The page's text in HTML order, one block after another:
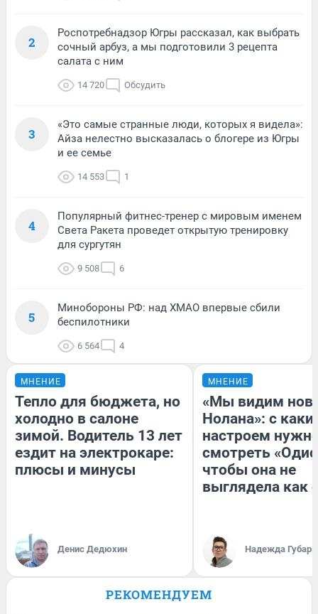
2
Роспотребнадзор Югры рассказал, как выбрать
сочный арбуз, а мы подготовили 3 рецепта
салата с ним
14 720 Обсудить
3
«Это самые странные люди, которых я видела»:
Айза нелестно высказалась о блогере из Югры
и ее семье
14 553 1
4
Популярный фитнес-тренер с мировым именем
Света Ракета проведет открытую тренировку
для сургутян
9 508 6
5
Минобороны РФ: над ХМАО впервые сбили
беспилотники
6 564 4
МНЕНИЕ
Тепло для бюджета, но
холодно в салоне
зимой. Водитель 13 лет
ездит на электрокаре:
плюсы и минусы
Денис Дедюхин
МНЕНИЕ
«Мы видим
Нолана»: с
настроем
смотреть
чтобы она не
выглядела как
Надежда Губарь
РЕКОМЕНДУЕМ